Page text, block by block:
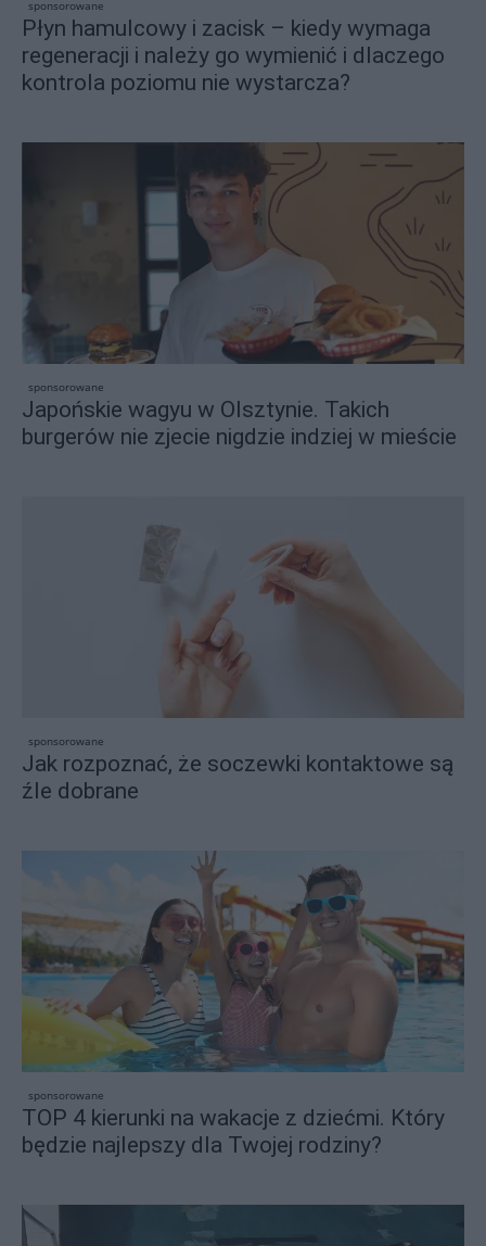
sponsorowane
Płyn hamulcowy i zacisk – kiedy wymaga
regeneracji i należy go wymienić i dlaczego
kontrola poziomu nie wystarcza?
sponsorowane
Japońskie wagyu w Olsztynie. Takich
burgerów nie zjecie nigdzie indziej w mieście
sponsorowane
Jak rozpoznać, że soczewki kontaktowe są
źle dobrane
sponsorowane
TOP 4 kierunki na wakacje z dziećmi. Który
będzie najlepszy dla Twojej rodziny?